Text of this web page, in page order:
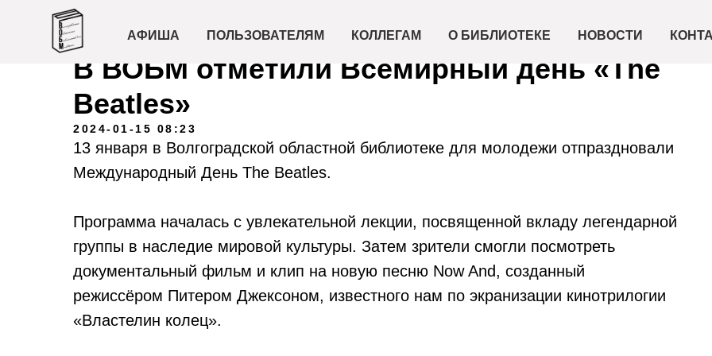
АФИША ПОЛЬЗОВАТЕЛЯМ КОЛЛЕГАМ О БИБЛИОТЕКЕ НОВОСТИ
В ВОБМ отметили Всемирный день «The
Beatles»
2024-01-15 08:23
13 января в Волгоградской областной библиотеке для молодежи отпраздновали
Международный День The Beatles.
Программа началась с увлекательной лекции, посвященной вкладу легендарной
группы в наследие мировой культуры. Затем зрители смогли посмотреть
документальный фильм и клип на новую песню Now And, созданный
режиссёром Питером Джексоном, известного нам по экранизации кинотрилогии
«Властелин колец».